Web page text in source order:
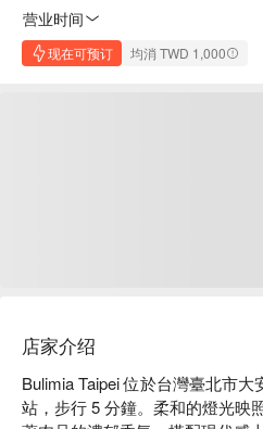
营业时间
现在可预订 均消 TWD 1,000
店家介绍
Bulimia Taipei 位於台灣臺北市
站，步行 5 分鐘。柔和的燈光映